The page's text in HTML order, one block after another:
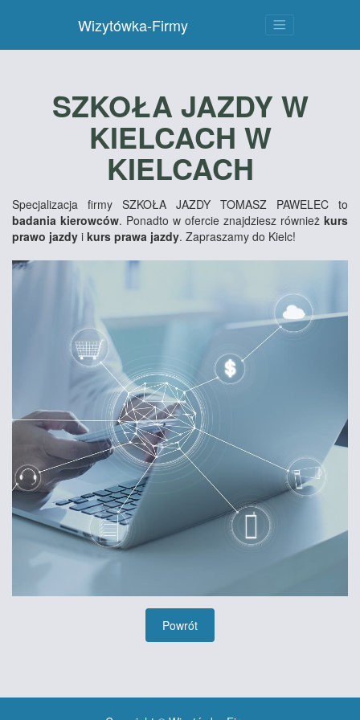
Wizytówka-Firmy
SZKOŁA JAZDY W
KIELCACH W
KIELCACH
Specjalizacja firmy SZKOŁA JAZDY TOMASZ PAWELEC to
badania kierowców. Ponadto w ofercie znajdziesz również kurs
prawo jazdy i kurs prawa jazdy. Zapraszamy do Kielc!
Powrót